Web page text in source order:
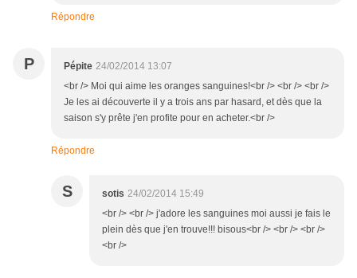
Répondre
P Pépite 24/02/2014 13:07
<br /> Moi qui aime les oranges sanguines!<br /> <br /> <br />
Je les ai découverte il y a trois ans par hasard, et dès que la
saison s'y prête j'en profite pour en acheter.<br />
Répondre
S sotis 24/02/2014 15:49
<br /> <br /> j'adore les sanguines moi aussi je fais le
plein dès que j'en trouve!!! bisous<br /> <br /> <br />
<br />